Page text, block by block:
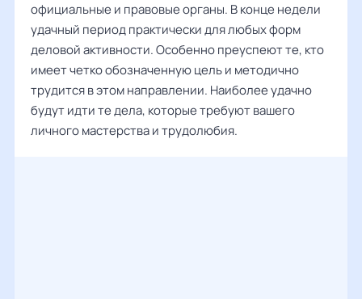
официальные и правовые органы. В конце недели
удачный период практически для любых форм
деловой активности. Особенно преуспеют те, кто
имеет четко обозначенную цель и методично
трудится в этом направлении. Наиболее удачно
будут идти те дела, которые требуют вашего
личного мастерства и трудолюбия.